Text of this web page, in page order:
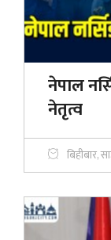
नेपाल
नेतृत्व
बिहीबार,